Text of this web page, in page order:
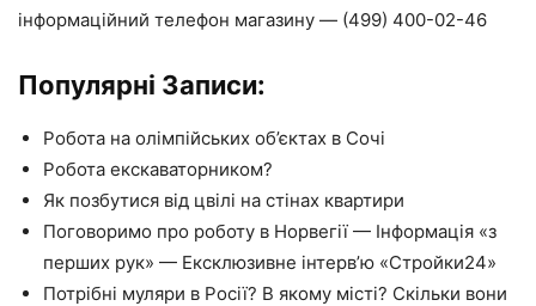
інформаційний телефон магазину — (499) 400-02-46
Популярні Записи:
Робота на олімпійських об’єктах в Сочі
Робота екскаваторником?
Як позбутися від цвілі на стінах квартири
Поговоримо про роботу в Норвегії — Інформація «з
перших рук» — Ексклюзивне інтерв’ю «Стройки24»
Потрібні муляри в Росії? В якому місті? Скільки вони